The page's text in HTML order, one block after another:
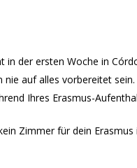
in der ersten Woche in
auf alles vorbereitet
Ihres Erasmus-
Zimmer für dein